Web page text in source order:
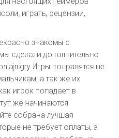
знакомы с
сделали дополнительно
Игры понравятся не
а так же их
игрок попадает в
же начинаются
собрана лучшая
не требует оплаты, а